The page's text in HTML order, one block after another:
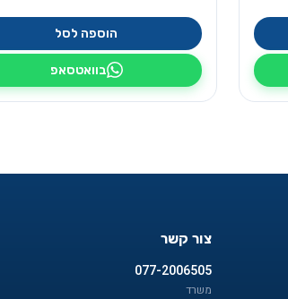
הוספה לסל
בוואטסאפ
צור קשר
077-2006505
משרד